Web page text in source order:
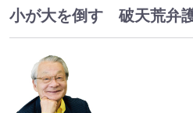
小が大を倒す 破天荒弁